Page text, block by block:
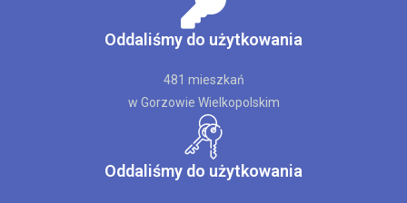
Oddaliśmy do użytkowania
481 mieszkań
w Gorzowie Wielkopolskim
Oddaliśmy do użytkowania